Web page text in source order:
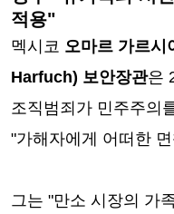
적용"
멕시코 오마르 가르
Harfuch) 보안장관은
조직범죄가 민주주의
"가해자에게 어떠한
그는 "만소 시장의 가